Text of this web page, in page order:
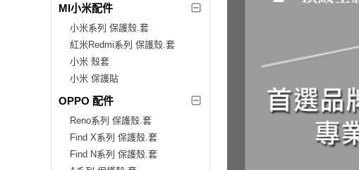
MI小米配件
小米系列 保護殼.套
紅米Redmi系列 保護殼.套
小米 殼套
小米 保護貼
OPPO 配件
Reno系列 保護殼.套
Find X系列 保護殼.套
Find N系列 保護殼.套